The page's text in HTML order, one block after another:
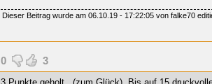
Dieser Beitrag wurde am 06.10.19 - 17:22:05 von falke70
0 3